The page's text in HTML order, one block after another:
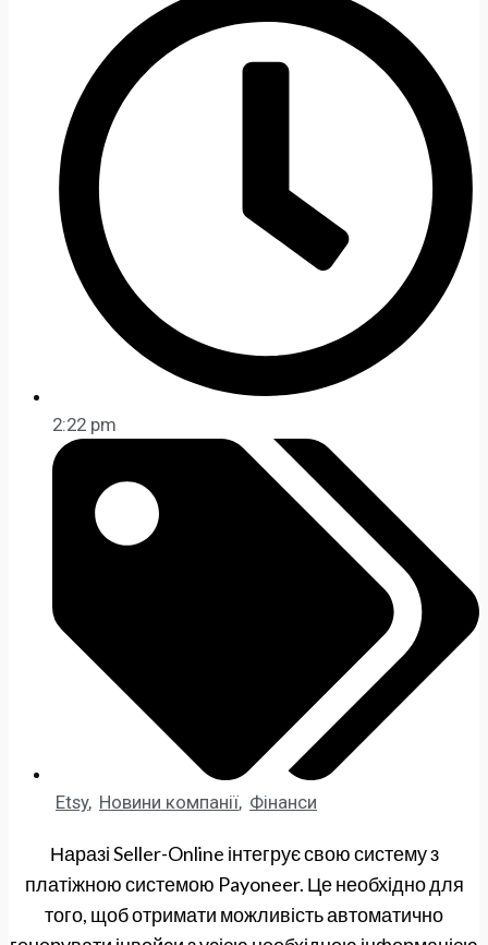
2:22 pm
Etsy, Новини компанії, Фінанси
Наразі Seller-Online інтегрує свою систему з
платіжною системою Payoneer. Це необхідно для
того, щоб отримати можливість автоматично